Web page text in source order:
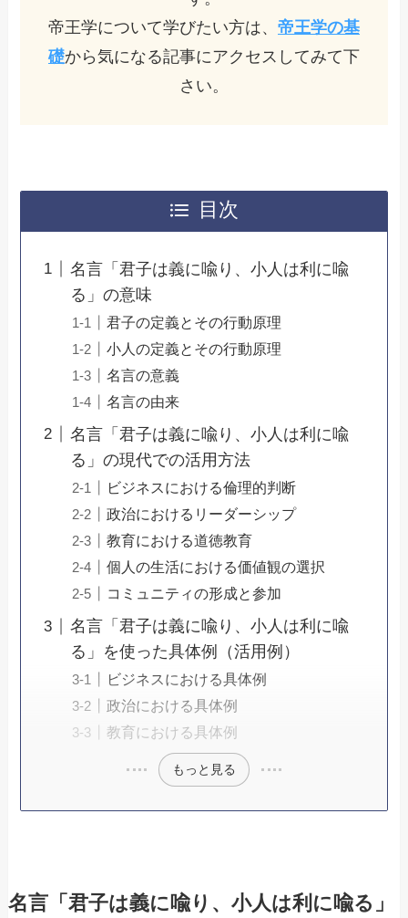
帝王学について学びたい方は、 帝王学の基
礎から気になる記事にアクセスしてみて下
さい。
目次
名言「君子は義に喩り、小人は利に喩
る」の意味
君子の定義とその行動原理
小人の定義とその行動原理
名言の意義
名言の由来
名言「君子は義に喩り、小人は利に喩
る」の現代での活用方法
ビジネスにおける倫理的判断
政治におけるリーダーシップ
教育における道徳教育
個人の生活における価値観の選択
コミュニティの形成と参加
名言「君子は義に喩り、小人は利に喩
る」を使った具体例（活用例）
ビジネスにおける具体例
政治における具体例
教育における具体例
もっと見る
名言「君子は義に喩り、小人は利に喩る」